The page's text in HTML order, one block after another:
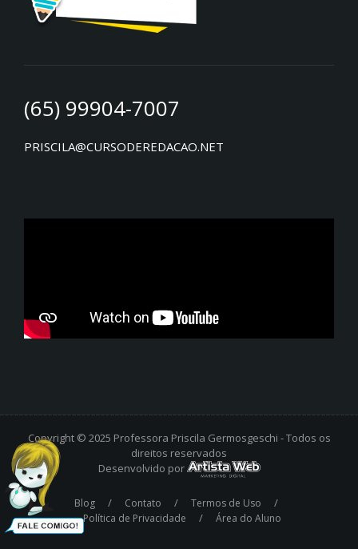
(65) 99904-7007
PRISCILA@CURSODEREDACAO.NET
Copyright © 2025 Professora Priscila Germosgeschi - Todos os
direitos reservados
Desenvolvido por
Blog / Contato / Termos de Uso /
Política de Privacidade / Área do Aluno